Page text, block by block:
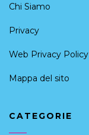
Chi Siamo
Privacy
Web Privacy Policy
Mappa del sito
CATEGORIE